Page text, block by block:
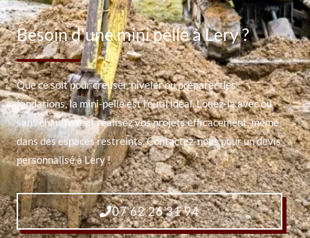
Besoin d'une mini pelle à Lery ?
Que ce soit pour creuser, niveler ou préparer des
fondations, la mini-pelle est l’outil idéal. Louez-la avec ou
sans chauffeur et réalisez vos projets efficacement, même
dans des espaces restreints. Contactez-nous pour un devis
personnalisé à Lery !
07 62 26 31 94